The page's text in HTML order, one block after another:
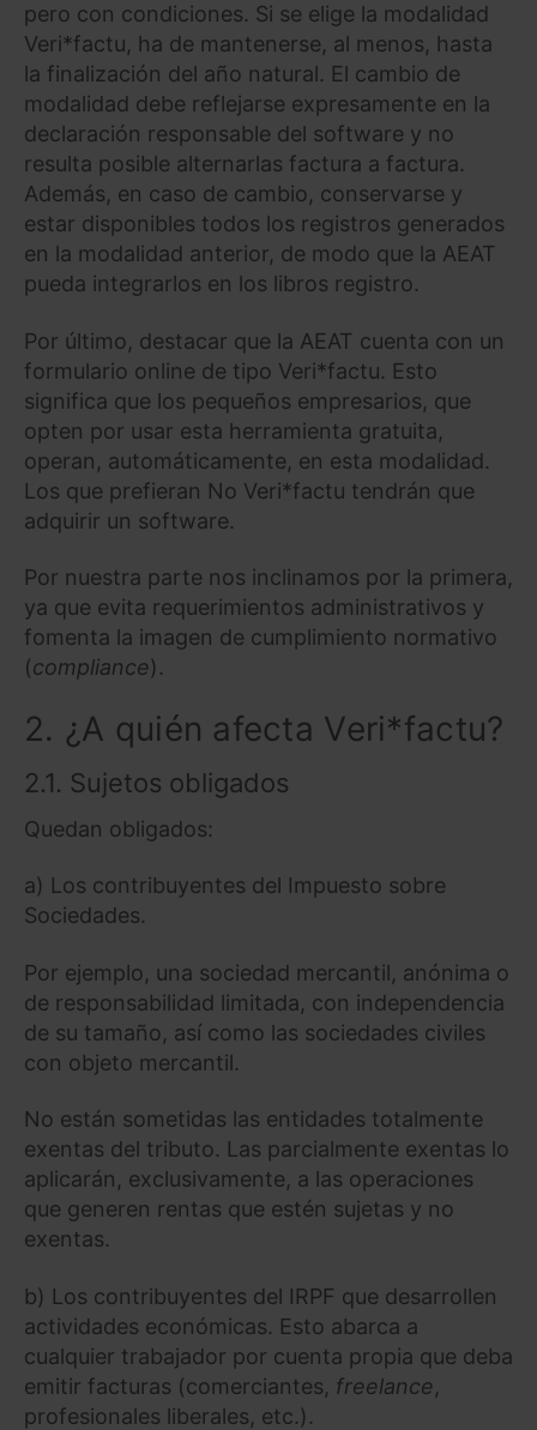
pero con condiciones. Si se elige la modalidad
Veri*factu, ha de mantenerse, al menos, hasta
la finalización del año natural. El cambio de
modalidad debe reflejarse expresamente en la
declaración responsable del software y no
resulta posible alternarlas factura a factura.
Además, en caso de cambio, conservarse y
estar disponibles todos los registros generados
en la modalidad anterior, de modo que la AEAT
pueda integrarlos en los libros registro.
Por último, destacar que la AEAT cuenta con un
formulario online de tipo Veri*factu. Esto
significa que los pequeños empresarios, que
opten por usar esta herramienta gratuita,
operan, automáticamente, en esta modalidad.
Los que prefieran No Veri*factu tendrán que
adquirir un software.
Por nuestra parte nos inclinamos por la primera,
ya que evita requerimientos administrativos y
fomenta la imagen de cumplimiento normativo
(compliance).
2. ¿A quién afecta Veri*factu?
2.1. Sujetos obligados
Quedan obligados:
a) Los contribuyentes del Impuesto sobre
Sociedades.
Por ejemplo, una sociedad mercantil, anónima o
de responsabilidad limitada, con independencia
de su tamaño, así como las sociedades civiles
con objeto mercantil.
No están sometidas las entidades totalmente
exentas del tributo. Las parcialmente exentas lo
aplicarán, exclusivamente, a las operaciones
que generen rentas que estén sujetas y no
exentas.
b) Los contribuyentes del IRPF que desarrollen
actividades económicas. Esto abarca a
cualquier trabajador por cuenta propia que deba
emitir facturas (comerciantes, freelance,
profesionales liberales, etc.).